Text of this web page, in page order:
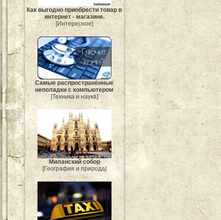
Как выгодно приобрести товар в
интернет - магазине.
[Интересное]
Самые распространённые
неполадки с компьютером
[Техника и наука]
Миланский собор
[География и природа]